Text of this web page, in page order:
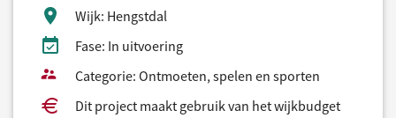
Wijk: Hengstdal
Fase: In uitvoering
Categorie: Ontmoeten, spelen en sporten
Dit project maakt gebruik van het wijkbudget